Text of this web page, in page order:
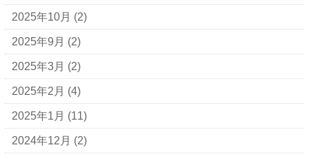
2025年10月 (2)
2025年9月 (2)
2025年3月 (2)
2025年2月 (4)
2025年1月 (11)
2024年12月 (2)